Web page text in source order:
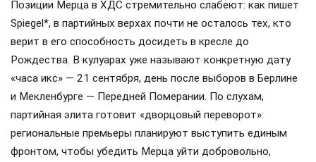
Позиции Мерца в ХДС стремительно слабеют: как пишет
Spiegel*, в партийных верхах почти не осталось тех, кто
верит в его способность досидеть в кресле до
Рождества. В кулуарах уже называют конкретную дату
«часа икс» — 21 сентября, день после выборов в Берлине
и Мекленбурге — Передней Померании. По слухам,
партийная элита готовит «дворцовый переворот»:
региональные премьеры планируют выступить единым
фронтом, чтобы убедить Мерца уйти добровольно,